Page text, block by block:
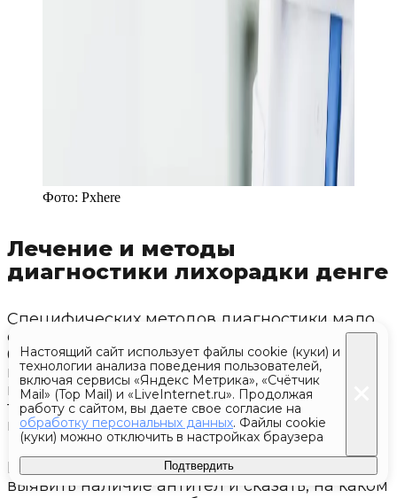
Фото: Pxhere
Лечение и методы
диагностики лихорадки денге
Специфических методов диагностики мало,
сообщила Маркелова. Для выявления
болезни проводят серологические
исследования крови. Еще один способ —
полимеразная цепная реакция, по которой
тоже можно качественно определить
наличие возбудителя.
По серологическим исследованиям можно
выявить наличие антител и сказать, на каком
Настоящий сайт использует файлы cookie (куки) и
технологии анализа поведения пользователей,
включая сервисы «Яндекс Метрика», «Счётчик
Mail» (Top Mail) и «LiveInternet.ru». Продолжая
работу с сайтом, вы даете свое согласие на
обработку персональных данных. Файлы cookie
(куки) можно отключить в настройках браузера
Подтвердить